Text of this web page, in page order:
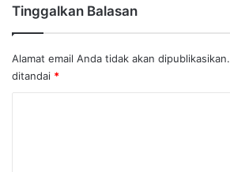
Tinggalkan Balasan
Alamat email Anda tidak akan dipublikasikan.
ditandai *